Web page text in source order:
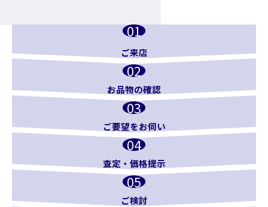
ご来店
お品物の確認
ご要望をお伺い
査定・価格提示
ご検討